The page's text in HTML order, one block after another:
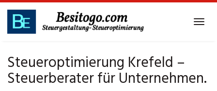
Skip
main
Steueroptimierung Krefeld –
Steuerberater für Unternehmen.